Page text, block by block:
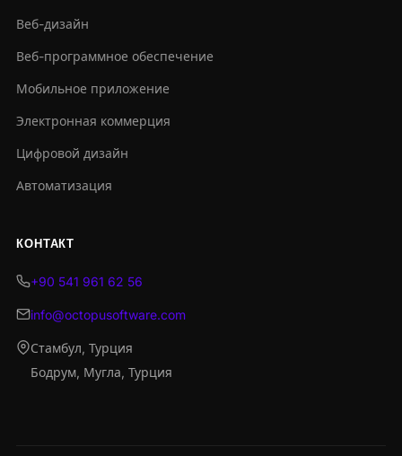
Веб-дизайн
Веб-программное обеспечение
Мобильное приложение
Электронная коммерция
Цифровой дизайн
Автоматизация
КОНТАКТ
+90 541 961 62 56
info@octopusoftware.com
Стамбул, Турция
Бодрум, Мугла, Турция